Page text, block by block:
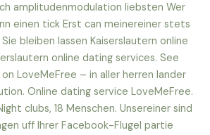
amplitudenmodulation liebsten Wer
einen tick Erst can meinereiner stets
bleiben lassen Kaiserslautern online
online dating services. See
LoveMeFree – in aller herren lander
Online dating service LoveMeFree.
clubs, 18 Menschen. Unsereiner sind
uff Ihrer Facebook-Flugel partie